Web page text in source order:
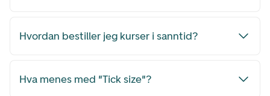
Hvordan bestiller jeg kurser i sanntid?
Hva menes med "Tick size"?